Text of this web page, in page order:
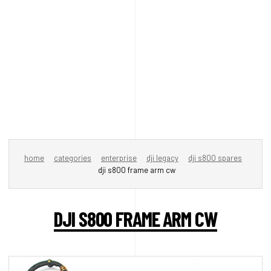
home categories enterprise dji legacy
dji s800 spares
dji s800 frame arm cw
DJI S800 FRAME ARM CW